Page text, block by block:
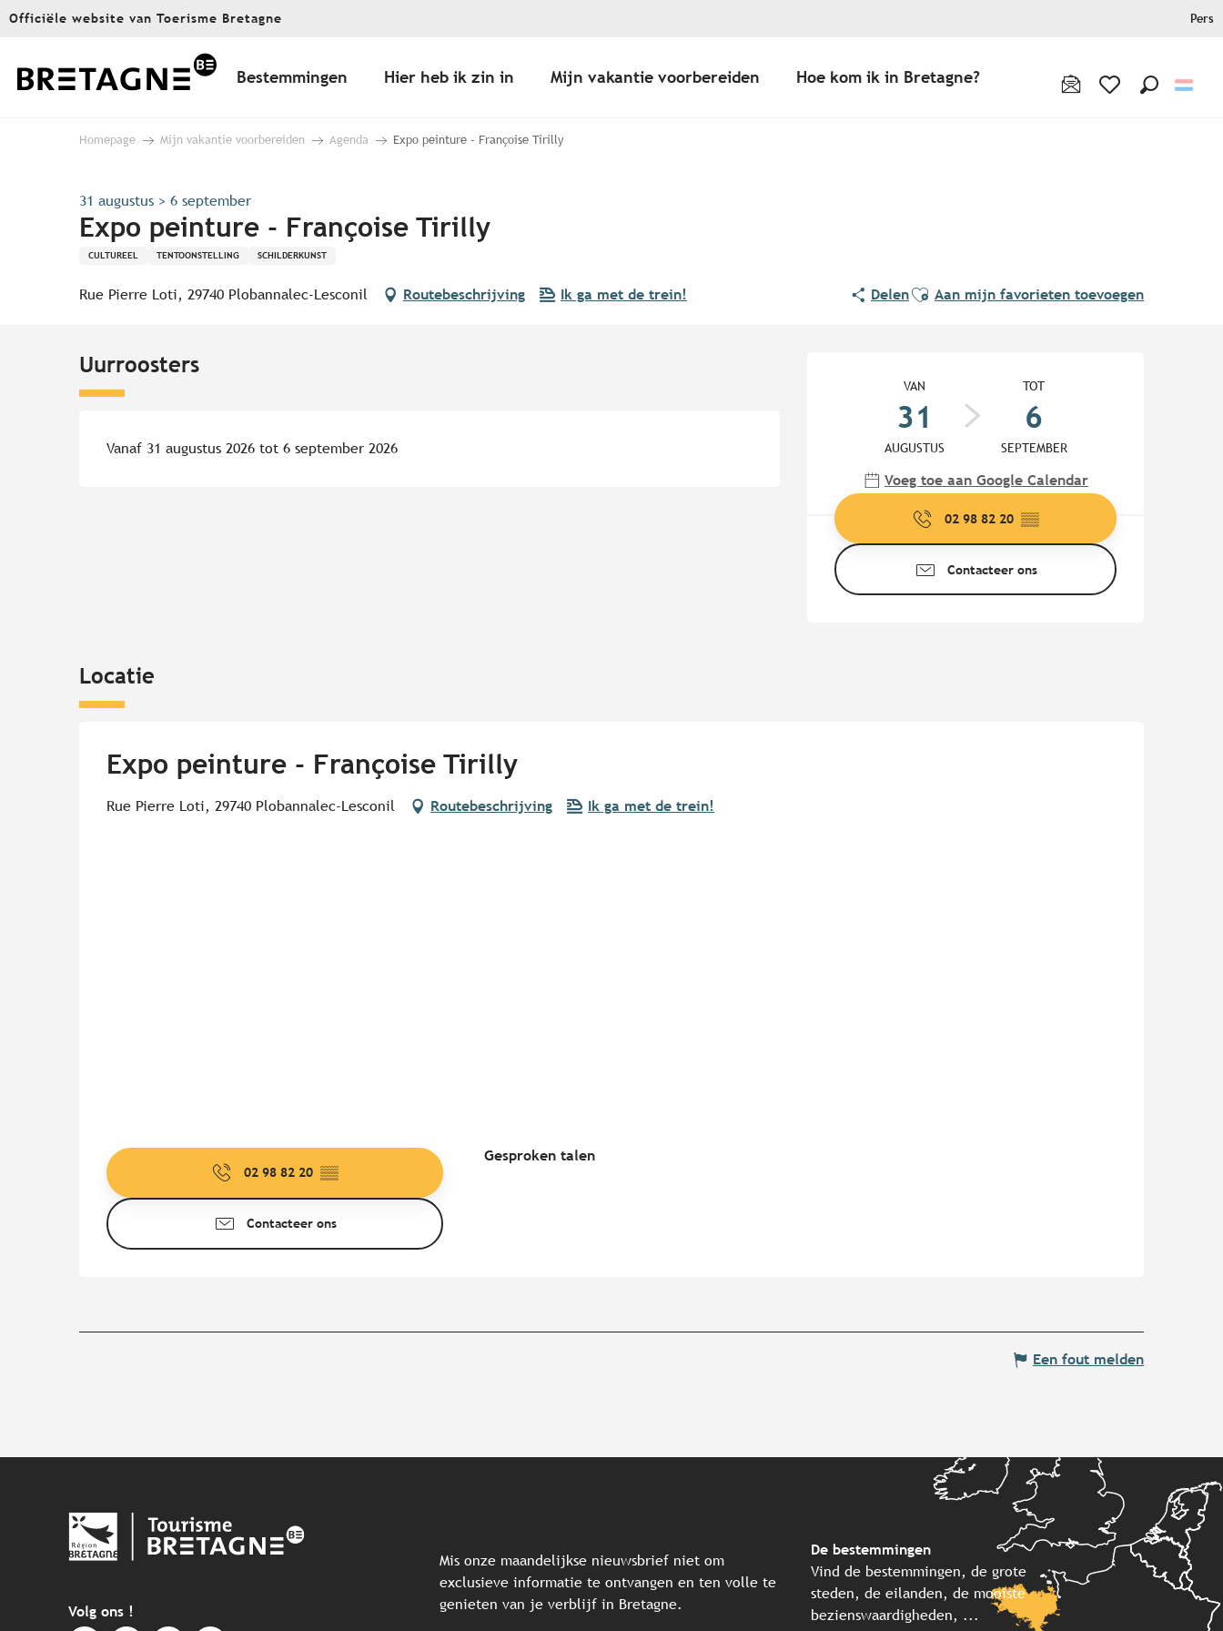
Aller
principal
Officiële website van Toerisme Bretagne Pers
Bestemmingen Hier heb ik zin in Mijn vakantie voorbereiden Hoe kom ik in Bretagne?
Homepage Mijn vakantie voorbereiden Agenda Expo peinture - Françoise Tirilly
31 augustus > 6 september
Expo peinture - Françoise Tirilly
CULTUREEL TENTOONSTELLING SCHILDERKUNST
Rue Pierre Loti, 29740 Plobannalec-Lesconil Routebeschrijving Ik ga met de trein! DelenAjouter aux favoris
Aan mijn favorieten toevoegen
VAN
31
AUGUSTUS
TOT
6
SEPTEMBER
Voeg toe aan Google Calendar
02 98 82 20 ▒▒
Contacteer ons
Uurroosters
Vanaf 31 augustus 2026 tot 6 september 2026
Locatie
Expo peinture - Françoise Tirilly
Rue Pierre Loti, 29740 Plobannalec-Lesconil Routebeschrijving Ik ga met de trein!
02 98 82 20 ▒▒
Contacteer ons
Gesproken talen
Gesproken talen
Een fout melden
Volg ons !
Mis onze maandelijkse nieuwsbrief niet om
exclusieve informatie te ontvangen en ten volle te
genieten van je verblijf in Bretagne.
De bestemmingen
Vind de bestemmingen, de grote
steden, de eilanden, de mooiste
bezienswaardigheden, ...